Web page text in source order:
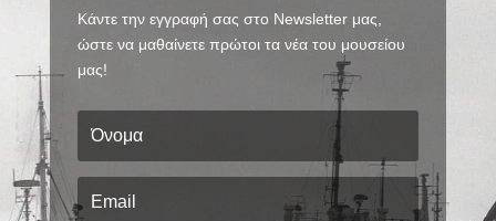
Κάντε την εγγραφή σας στο Newsletter μας,
ώστε να μαθαίνετε πρώτοι τα νέα του μουσείου
μας!